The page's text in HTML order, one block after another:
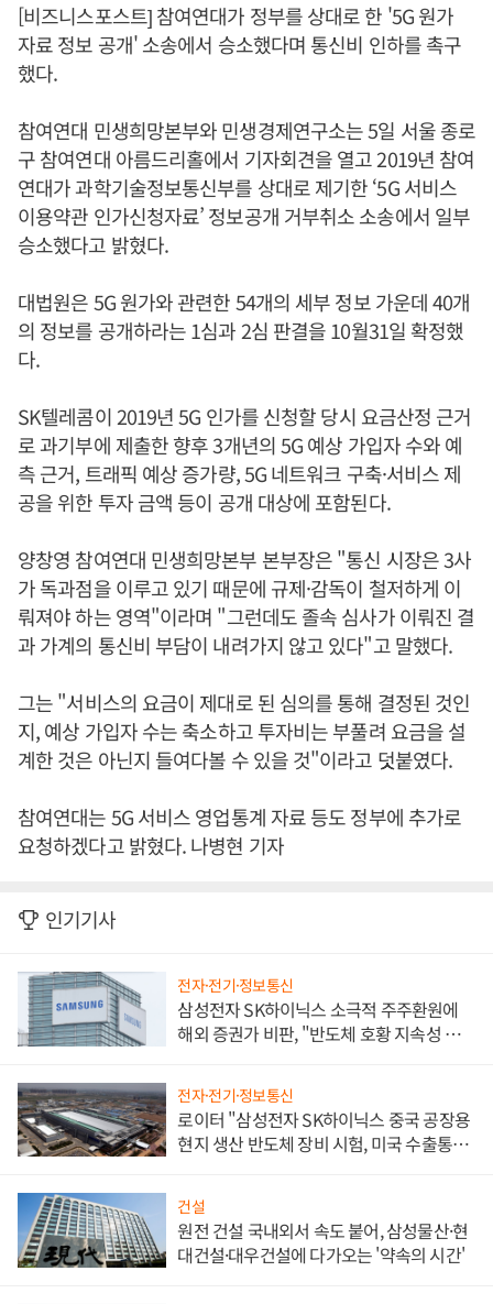
[비즈니스포스트] 참여연대가 정부를 상대로 한 '5G 원가
자료 정보 공개' 소송에서 승소했다며 통신비 인하를 촉구
했다.
참여연대 민생희망본부와 민생경제연구소는 5일 서울 종로
구 참여연대 아름드리홀에서 기자회견을 열고 2019년 참여
연대가 과학기술정보통신부를 상대로 제기한 ‘5G 서비스
이용약관 인가신청자료’ 정보공개 거부취소 소송에서 일부
승소했다고 밝혔다.
대법원은 5G 원가와 관련한 54개의 세부 정보 가운데 40개
의 정보를 공개하라는 1심과 2심 판결을 10월31일 확정했
다.
SK텔레콤이 2019년 5G 인가를 신청할 당시 요금산정 근거
로 과기부에 제출한 향후 3개년의 5G 예상 가입자 수와 예
측 근거, 트래픽 예상 증가량, 5G 네트워크 구축·서비스 제
공을 위한 투자 금액 등이 공개 대상에 포함된다.
양창영 참여연대 민생희망본부 본부장은 "통신 시장은 3사
가 독과점을 이루고 있기 때문에 규제·감독이 철저하게 이
뤄져야 하는 영역"이라며 "그런데도 졸속 심사가 이뤄진 결
과 가계의 통신비 부담이 내려가지 않고 있다"고 말했다.
그는 "서비스의 요금이 제대로 된 심의를 통해 결정된 것인
지, 예상 가입자 수는 축소하고 투자비는 부풀려 요금을 설
계한 것은 아닌지 들여다볼 수 있을 것"이라고 덧붙였다.
참여연대는 5G 서비스 영업통계 자료 등도 정부에 추가로
요청하겠다고 밝혔다. 나병현 기자
인기기사
전자·전기·정보통신
삼성전자 SK하이닉스 소극적 주주환원에
해외 증권가 비판, "반도체 호황 지속성 의
전자·전기·정보통신
로이터 "삼성전자 SK하이닉스 중국 공장용
현지 생산 반도체 장비 시험, 미국 수출통제
건설
원전 건설 국내외서 속도 붙어, 삼성물산·현
대건설·대우건설에 다가오는 '약속의 시간'